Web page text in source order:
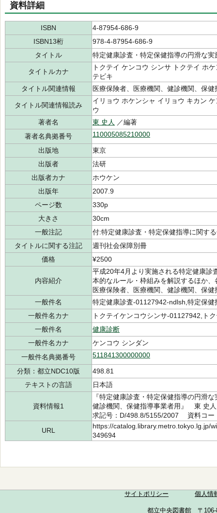
資料詳細
ISBN
4-87954-686-9
ISBN13桁
978-4-87954-686-9
タイトル
特定健康診査・特定保健指導の円滑な実
タイトルカナ
トクテイ ケンコウ シンサ トクテイ ホ
テビキ
タイトル関連情報
医療保険者、医療機関、健診機関、保健
タイトル関連情報読み
イリョウ ホケンシャ イリョウ キカン
ウ
著者名
東 史人
／編著
著者名典拠番号
110005085210000
出版地
東京
出版者
法研
出版者カナ
ホウケン
出版年
2007.9
ページ数
330p
大きさ
30cm
一般注記
付:特定健康診査・特定保健指導に関す
タイトルに関する注記
週刊社会保障別冊
価格
¥2500
内容紹介
平成20年4月より実施される特定健康診
本的なルール・枠組みを解説するほか
医療保険者、医療機関、健診機関、保
一般件名
特定健康診査-01127942-ndlsh,特定保
一般件名カナ
トクテイケンコウシンサ-01127942,ト
一般件名
健康診断
一般件名カナ
ケンコウ シンダン
一般件名典拠番号
511841300000000
分類：都立NDC10版
498.81
テキストの言語
日本語
資料情報1
『特定健康診査・特定保健指導の円滑
健診機関、保健指導事業者用』 東
求記号：D/498.8/5155/2007 資料コー
URL
https://catalog.library.metro.tokyo.lg.jp/
349694
サイトポリシー 個人情
都立中央図書館 〒